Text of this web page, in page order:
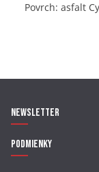
Povrch: asfalt
Newsletter
Podmienky